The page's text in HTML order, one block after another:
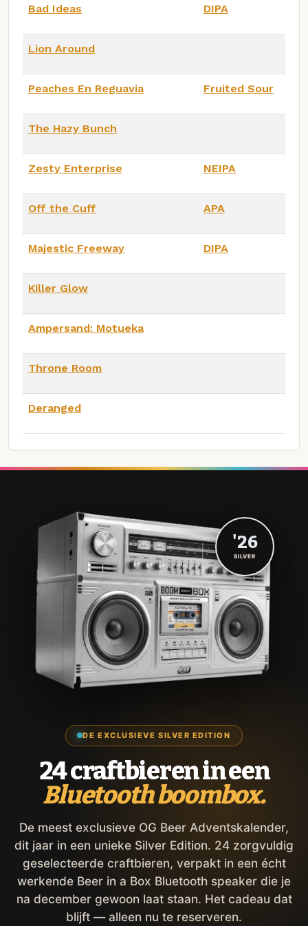
Bad Ideas DIPA
Lion Around
Peaches En Reguavia Fruited Sour
The Hazy Bunch
Zesty Enterprise NEIPA
Off the Cuff APA
Majestic Freeway DIPA
Killer Glow
Ampersand: Motueka
Throne Room
Deranged
DE EXCLUSIEVE SILVER EDITION
24 craftbieren in een
Bluetooth boombox.
De meest exclusieve OG Beer Adventskalender,
dit jaar in een unieke Silver Edition. 24 zorgvuldig
geselecteerde craftbieren, verpakt in een écht
werkende Beer in a Box Bluetooth speaker die je
na december gewoon laat staan. Het cadeau dat
blijft — alleen nu te reserveren.
'26
SILVER